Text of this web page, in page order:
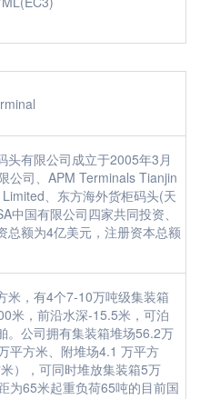
头有限公司成立于2005年3月
公司、APM Terminals Tianjin
、东方海外货柜码头(天
中国有限公司四家共同投资、
总额为4亿美元，注册资本总额
米，有4个7-10万吨级集装箱
米，前沿水深-15.5米，可泊
。公司拥有集装箱堆场56.2万
平方米、附堆场4.1 万平方
），可同时堆放集装箱5万
为65米起重负荷65吨的目前国